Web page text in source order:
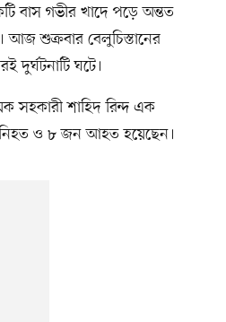
বাস গভীর খাদে পড়ে অন্তত
শুক্রবার বেলুচিস্তানের
দুর্ঘটনাটি ঘটে।
সহকারী শাহিদ রিন্দ এক
নিহত ও ৮ জন আহত হয়েছেন।